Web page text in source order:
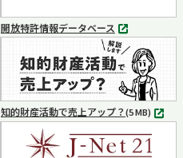
く
開放特許情報データベース
別
タ
ブ
で
開
く
知的財産活動で売上アップ？(5 MB) MP4